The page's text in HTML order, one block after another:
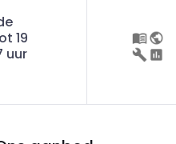
19
uur